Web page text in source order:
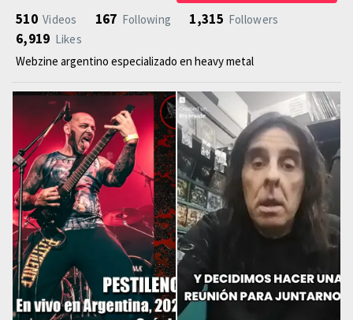
510 Videos 167 Following 1,315 Followers
6,919 Likes
Webzine argentino especializado en heavy metal